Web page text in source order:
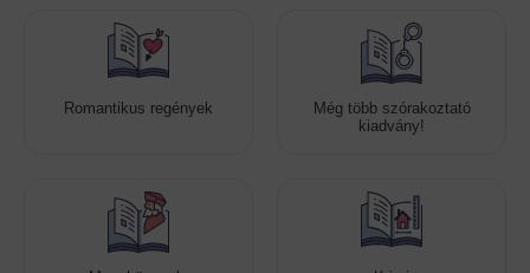
Romantikus regények
Még több szórakoztató
kiadvány!